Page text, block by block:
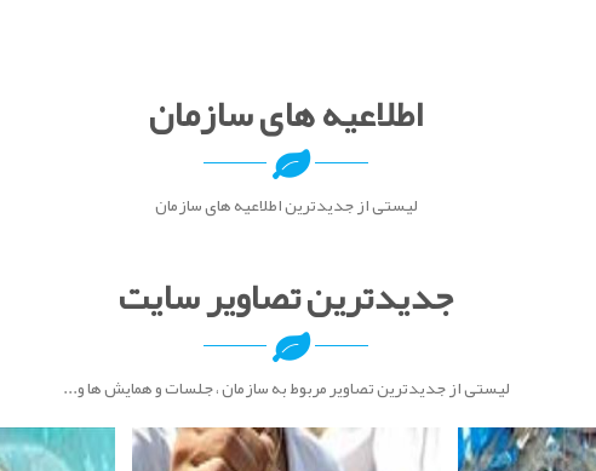
اطلاعیه های سازمان
لیستی از جدیدترین اطلاعیه های سازمان
جدیدترین تصاویر سایت
لیستی از جدیدترین تصاویر مربوط به سازمان ، جلسات و همایش ها و...